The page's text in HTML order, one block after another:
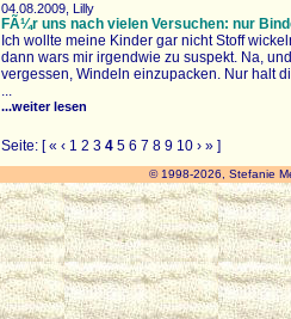
04.08.2009, Lilly
FÃ¼r uns nach vielen Versuchen: nur
Ich wollte meine Kinder gar nicht Stoff
dann wars mir irgendwie zu suspekt. Na,
vergessen, Windeln einzupacken. Nur halt
...
...weiter lesen
Seite: [« ‹ 1 2 3 4 5 6 7 8 9 10 › » ]
© 1998-2026, Stefanie